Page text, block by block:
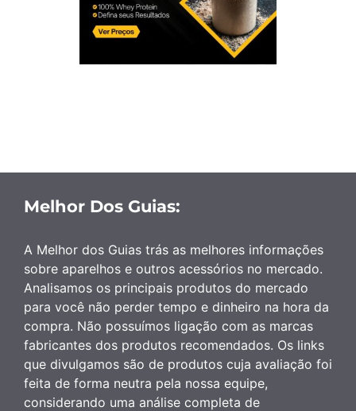
Melhor Dos Guias:
A Melhor dos Guias trás as melhores informações
sobre aparelhos e outros acessórios no mercado.
Analisamos os principais produtos do mercado
para você não perder tempo e dinheiro na hora da
compra. Não possuímos ligação com as marcas
fabricantes dos produtos recomendados. Os links
que divulgamos são de produtos cuja avaliação foi
feita de forma neutra pela nossa equipe,
considerando uma análise completa de